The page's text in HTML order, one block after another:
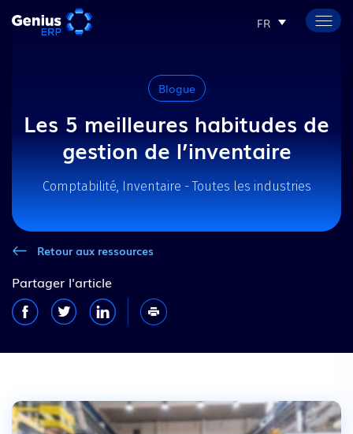
FR
Blogue
Les 5 meilleures habitudes de
gestion de l’inventaire
Comptabilité, Inventaire - Toutes les industries
Retour aux ressources
Partager l'article